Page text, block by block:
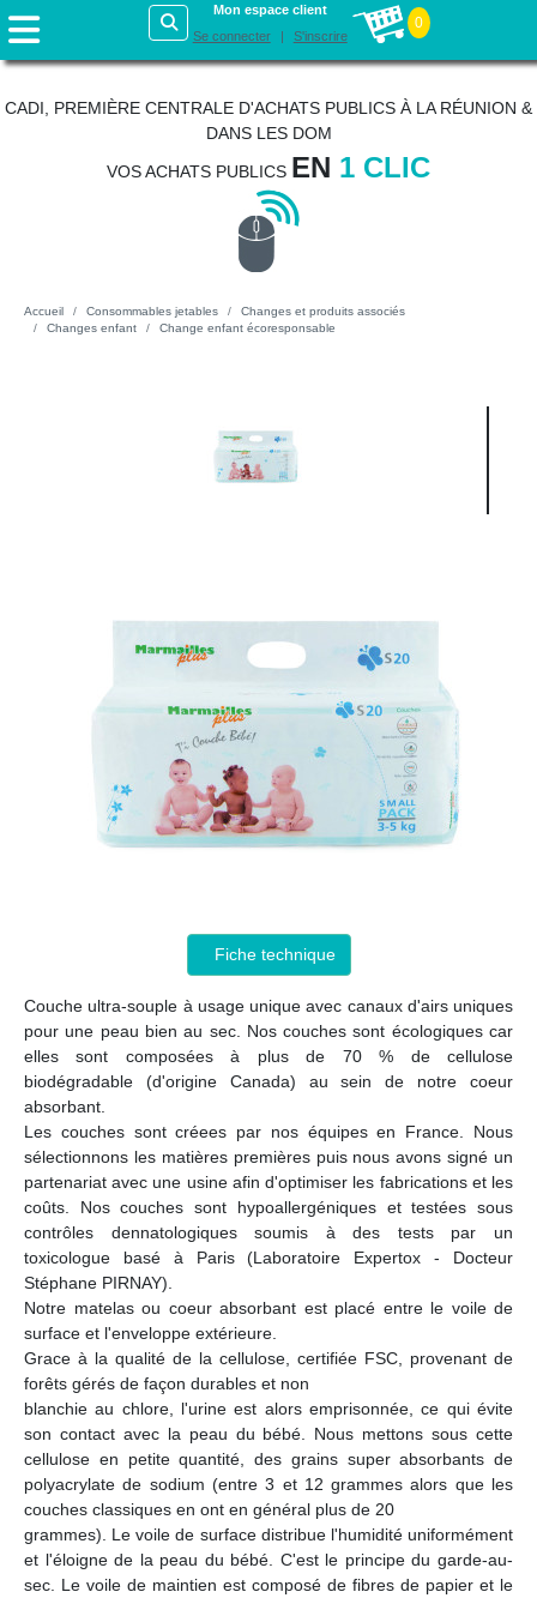
Mon espace client
Se connecter
S'inscrire
0
CADI, PREMIÈRE CENTRALE D'ACHATS PUBLICS À LA RÉUNION &
DANS LES DOM
VOS ACHATS PUBLICS EN 1 CLIC
Accueil Consommables jetables
Changes et produits associés
Changes enfant
Change enfant écoresponsable
Fiche technique
Couche ultra-souple à usage unique avec canaux d'airs uniques
pour une peau bien au sec. Nos couches sont écologiques car
elles sont composées à plus de 70 % de cellulose
biodégradable (d'origine Canada) au sein de notre coeur
absorbant.
Les couches sont créees par nos équipes en France. Nous
sélectionnons les matières premières puis nous avons signé un
partenariat avec une usine afin d'optimiser les fabrications et les
coûts. Nos couches sont hypoallergéniques et testées sous
contrôles dennatologiques soumis à des tests par un
toxicologue basé à Paris (Laboratoire Expertox - Docteur
Stéphane PIRNAY).
Notre matelas ou coeur absorbant est placé entre le voile de
surface et l'enveloppe extérieure.
Grace à la qualité de la cellulose, certifiée FSC, provenant de
forêts gérés de façon durables et non
blanchie au chlore, l'urine est alors emprisonnée, ce qui évite
son contact avec la peau du bébé. Nous mettons sous cette
cellulose en petite quantité, des grains super absorbants de
polyacrylate de sodium (entre 3 et 12 grammes alors que les
couches classiques en ont en général plus de 20
grammes). Le voile de surface distribue l'humidité uniformément
et l'éloigne de la peau du bébé. C'est le principe du garde-au-
sec. Le voile de maintien est composé de fibres de papier et le